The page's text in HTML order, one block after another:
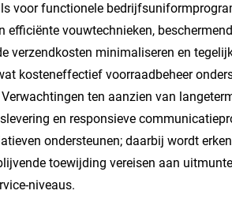
voor functionele
vouwtechnieken,
verzendkosten minimaliseren en
kosteneffectief voorraadbeheer
ten aanzien van
en responsieve
ondersteunen; daarbij wordt
toewijding vereisen aan
niveaus.